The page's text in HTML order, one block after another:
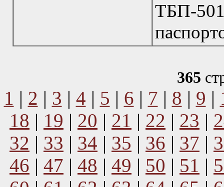
ТБП-
365
1 | 2 | 3 | 4 | 5 | 6 | 7 | 8 | 9 |
18 | 19 | 20 | 21 | 22 | 23 |
32 | 33 | 34 | 35 | 36 | 37 |
46 | 47 | 48 | 49 | 50 | 51 |